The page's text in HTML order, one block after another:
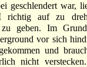
geschlendert war,
richtig auf zu
zu geben. Im
vor sich
und
nicht